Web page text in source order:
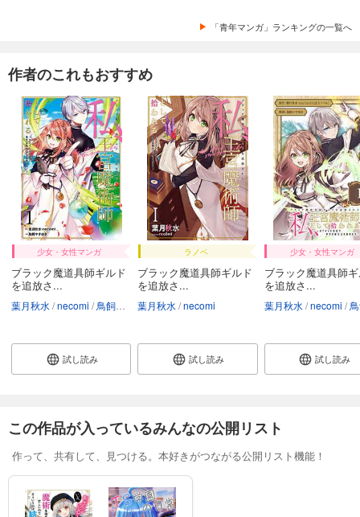
「青年マンガ」ランキングの一覧へ
作者のこれもおすすめ
少女・女性マンガ
ブラック魔道具師ギルド
を追放さ...
葉月秋水 necomi 鳥飼やすゆき
試し読み
ラノベ
ブラック魔道具師ギルド
を追放さ...
葉月秋水 necomi
試し読み
少女・女性マンガ
ブラック魔道具師
を追放さ...
葉月秋水 necomi 鳥飼
試し読み
この作品が入っているみんなの公開リスト
作って、共有して、見つける。本好きがつながる公開リスト機能！